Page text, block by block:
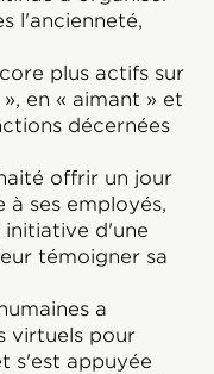
l'ancienneté,
plus actifs sur
en « aimant » et
décernées
offrir un jour
à ses employés,
d'une
témoigner sa
a
virtuels pour
s'est appuyée